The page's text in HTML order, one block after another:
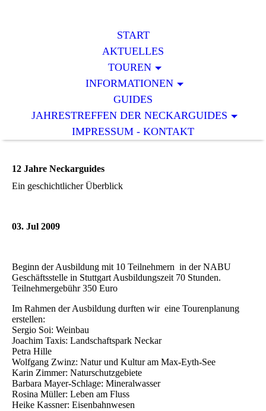
START
AKTUELLES
TOUREN
INFORMATIONEN
GUIDES
JAHRESTREFFEN DER NECKARGUIDES
IMPRESSUM - KONTAKT
12 Jahre Neckarguides
Ein geschichtlicher Überblick
03. Jul 2009
Beginn der Ausbildung mit 10 Teilnehmern in der NABU
Geschäftsstelle in Stuttgart Ausbildungszeit 70 Stunden.
Teilnehmergebühr 350 Euro
Im Rahmen der Ausbildung durften wir eine Tourenplanung
erstellen:
Sergio Soi: Weinbau
Joachim Taxis: Landschaftspark Neckar
Petra Hille
Wolfgang Zwinz: Natur und Kultur am Max-Eyth-See
Karin Zimmer: Naturschutzgebiete
Barbara Mayer-Schlage: Mineralwasser
Rosina Müller: Leben am Fluss
Heike Kassner: Eisenbahnwesen